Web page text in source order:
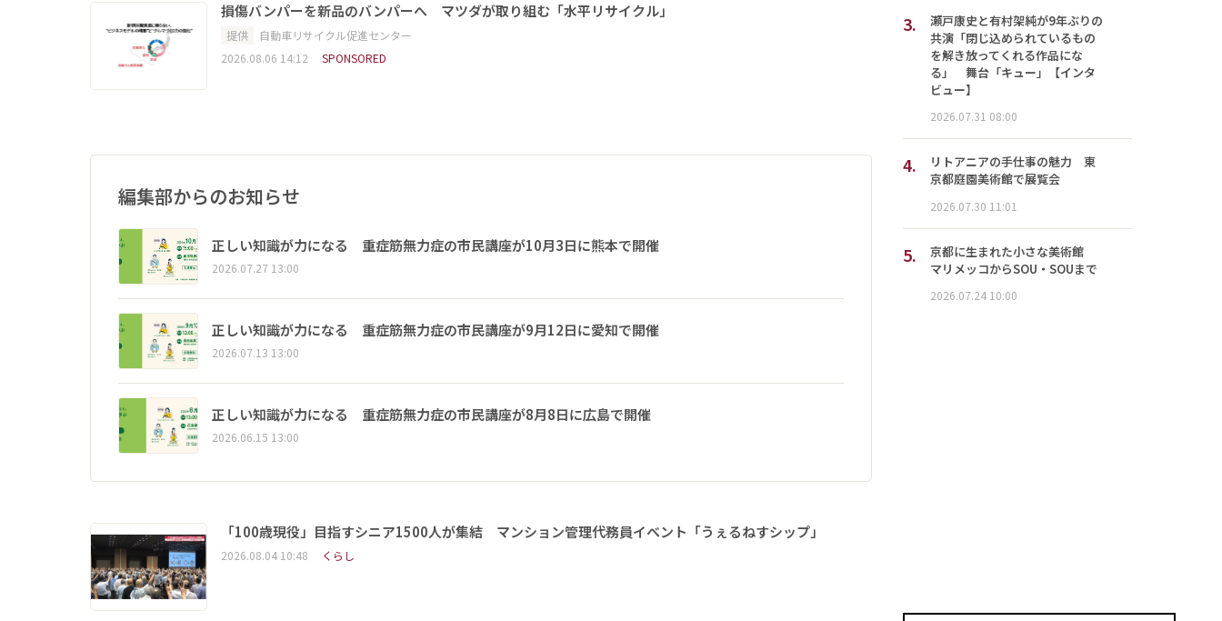
損傷バンパーを新品のバンパーへ マツダが取り組む「水平リサイクル」
提供
自動車リサイクル促進センター
2026.08.06 14:12
SPONSORED
編集部からのお知らせ
正しい知識が力になる 重症筋無力症の市民講座が10月3日に熊本で開催
2026.07.27 13:00
正しい知識が力になる 重症筋無力症の市民講座が9月12日に愛知で開催
2026.07.13 13:00
正しい知識が力になる 重症筋無力症の市民講座が8月8日に広島で開催
2026.06.15 13:00
「100歳現役」目指すシニア1500人が集結 マンション管理代務員イベント「うぇるねすシップ」
2026.08.04 10:48 くらし
3.
瀬戸康史と有村架純が9年ぶりの
共演「閉じ込められているもの
を解き放ってくれる作品にな
る」 舞台「キュー」【インタ
ビュー】
2026.07.31 08:00
4.
リトアニアの手仕事の魅力 東
京都庭園美術館で展覧会
2026.07.30 11:01
5.
京都に生まれた小さな美術館
マリメッコからSOU・SOUまで
2026.07.24 10:00